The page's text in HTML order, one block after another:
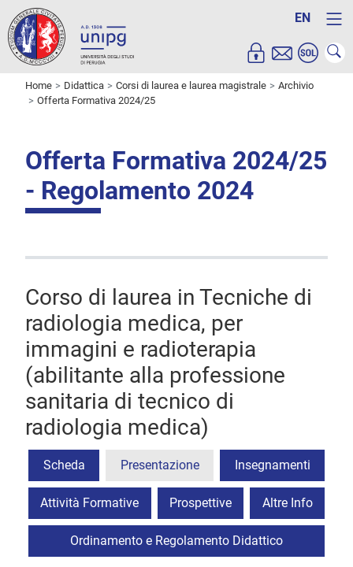
EN
Home Didattica Corsi di laurea e laurea magistrale
Archivio
Offerta Formativa 2024/25
Offerta Formativa 2024/25
- Regolamento 2024
Corso di laurea in Tecniche di
radiologia medica, per
immagini e radioterapia
(abilitante alla professione
sanitaria di tecnico di
radiologia medica)
Scheda Presentazione Insegnamenti
Attività Formative Prospettive Altre Info
Ordinamento e Regolamento Didattico